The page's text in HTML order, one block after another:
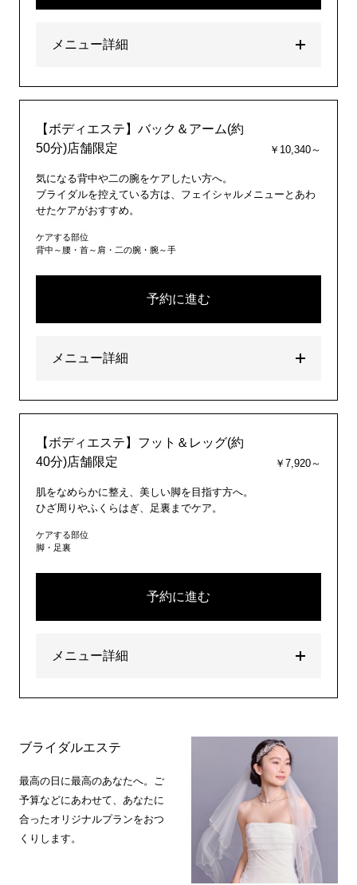
メニュー詳細
【ボディエステ】バック＆アーム(約
50分)店舗限定
￥10,340～
気になる背中や二の腕をケアしたい方へ。
ブライダルを控えている方は、フェイシャルメニューとあわ
せたケアがおすすめ。
ケアする部位
背中～腰・首～肩・二の腕・腕～手
予約に進む
メニュー詳細
【ボディエステ】フット＆レッグ(約
40分)店舗限定
￥7,920～
肌をなめらかに整え、美しい脚を目指す方へ。
ひざ周りやふくらはぎ、足裏までケア。
ケアする部位
脚・足裏
予約に進む
メニュー詳細
ブライダルエステ
最高の日に最高のあなたへ。ご
予算などにあわせて、あなたに
合ったオリジナルプランをおつ
くりします。